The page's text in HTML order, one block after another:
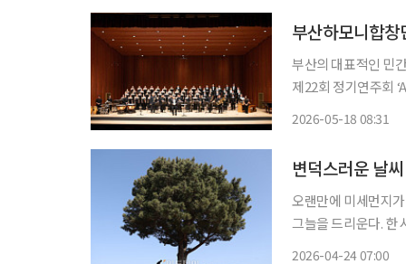
부산의 대표적인 민
제22회 정기연주회
2026-05-18 08:31
변덕스러운 날
오랜만에 미세먼지
그늘을 드리운다. 한
2026-04-24 07:00